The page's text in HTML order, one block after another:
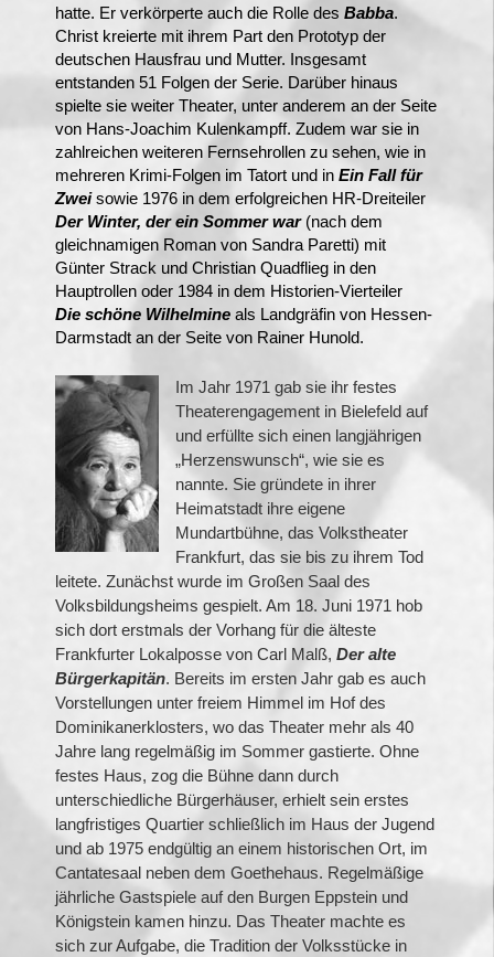
hatte. Er verkörperte auch die Rolle des Babba.
Christ kreierte mit ihrem Part den Prototyp der
deutschen Hausfrau und Mutter. Insgesamt
entstanden 51 Folgen der Serie. Darüber hinaus
spielte sie weiter Theater, unter anderem an der Seite
von Hans-Joachim Kulenkampff. Zudem war sie in
zahlreichen weiteren Fernsehrollen zu sehen, wie in
mehreren Krimi-Folgen im Tatort und in Ein Fall für
Zwei sowie 1976 in dem erfolgreichen HR-Dreiteiler
Der Winter, der ein Sommer war (nach dem
gleichnamigen Roman von Sandra Paretti) mit
Günter Strack und Christian Quadflieg in den
Hauptrollen oder 1984 in dem Historien-Vierteiler
Die schöne Wilhelmine als Landgräfin von Hessen-
Darmstadt an der Seite von Rainer Hunold.
Im Jahr 1971 gab sie ihr festes
Theaterengagement in Bielefeld auf
und erfüllte sich einen langjährigen
„Herzenswunsch“, wie sie es
nannte. Sie gründete in ihrer
Heimatstadt ihre eigene
Mundartbühne, das Volkstheater
Frankfurt, das sie bis zu ihrem Tod
leitete. Zunächst wurde im Großen Saal des
Volksbildungsheims gespielt. Am 18. Juni 1971 hob
sich dort erstmals der Vorhang für die älteste
Frankfurter Lokalposse von Carl Malß, Der alte
Bürgerkapitän. Bereits im ersten Jahr gab es auch
Vorstellungen unter freiem Himmel im Hof des
Dominikanerklosters, wo das Theater mehr als 40
Jahre lang regelmäßig im Sommer gastierte. Ohne
festes Haus, zog die Bühne dann durch
unterschiedliche Bürgerhäuser, erhielt sein erstes
langfristiges Quartier schließlich im Haus der Jugend
und ab 1975 endgültig an einem historischen Ort, im
Cantatesaal neben dem Goethehaus. Regelmäßige
jährliche Gastspiele auf den Burgen Eppstein und
Königstein kamen hinzu. Das Theater machte es
sich zur Aufgabe, die Tradition der Volksstücke in